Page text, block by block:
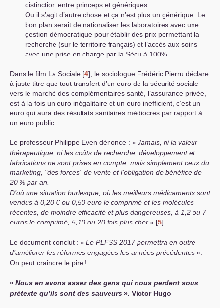
distinction entre princeps et génériques...
Ou il s’agit d’autre chose et ça n’est plus un générique. Le
bon plan serait de nationaliser les laboratoires avec une
gestion démocratique pour établir des prix permettant la
recherche (sur le territoire français) et l’accès aux soins
avec une prise en charge par la Sécu à 100%.
Dans le film La Sociale [4] , le sociologue Frédéric Pierru déclare
à juste titre que tout transfert d’un euro de la sécurité sociale
vers le marché des complémentaires santé, l’assurance privée,
est à la fois un euro inégalitaire et un euro inefficient, c’est un
euro qui aura des résultats sanitaires médiocres par rapport à
un euro public.
Le professeur Philippe Even dénonce : « Jamais, ni la valeur
thérapeutique, ni les coûts de recherche, développement et
fabrications ne sont prises en compte, mais simplement ceux du
marketing, "des forces" de vente et l’obligation de bénéfice de
20 % par an.
D’où une situation burlesque, où les meilleurs médicaments sont
vendus à 0,20 € ou 0,50 euro le comprimé et les molécules
récentes, de moindre efficacité et plus dangereuses, à 1,2 ou 7
euros le comprimé, 5,10 ou 20 fois plus cher» [5]
Le document conclut : « Le PLFSS 2017 permettra en outre
d’améliorer les réformes engagées les années précédentes».
On peut craindre le pire !
« Nous en avons assez des gens qui nous perdent sous
prétexte qu’ils sont des sauveurs». Victor Hugo